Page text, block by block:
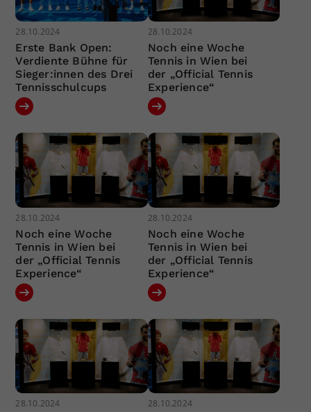
28.10.2024
Erste Bank Open:
Verdiente Bühne für
Sieger:innen des Drei
Tennisschulcups
28.10.2024
Noch eine Woche
Tennis in Wien bei
der „Official Tennis
Experience“
28.10.2024
Noch eine Woche
Tennis in Wien bei
der „Official Tennis
Experience“
28.10.2024
Noch eine Woche
Tennis in Wien bei
der „Official Tennis
Experience“
28.10.2024 28.10.2024